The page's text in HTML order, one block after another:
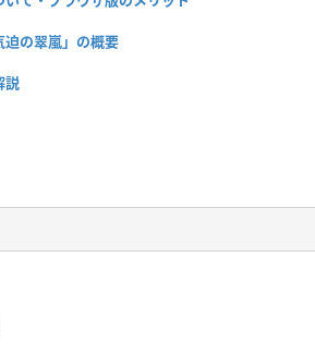
迫の翠嵐」の概要
説